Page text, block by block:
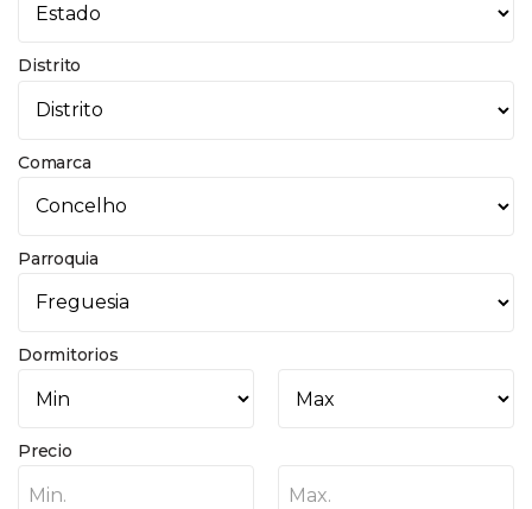
Distrito
Comarca
Parroquia
Dormitorios
Precio
Min. Max.